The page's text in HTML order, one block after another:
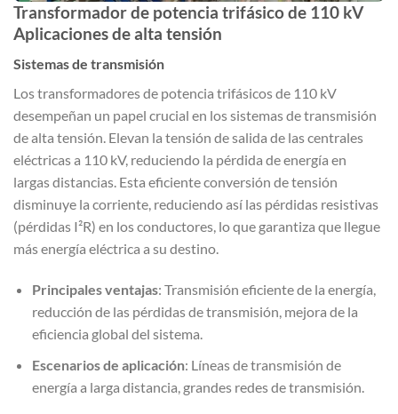
Transformador de potencia trifásico de 110 kV
Aplicaciones de alta tensión
Sistemas de transmisión
Los transformadores de potencia trifásicos de 110 kV
desempeñan un papel crucial en los sistemas de transmisión
de alta tensión. Elevan la tensión de salida de las centrales
eléctricas a 110 kV, reduciendo la pérdida de energía en
largas distancias. Esta eficiente conversión de tensión
disminuye la corriente, reduciendo así las pérdidas resistivas
(pérdidas I²R) en los conductores, lo que garantiza que llegue
más energía eléctrica a su destino.
Principales ventajas: Transmisión eficiente de la energía,
reducción de las pérdidas de transmisión, mejora de la
eficiencia global del sistema.
Escenarios de aplicación: Líneas de transmisión de
energía a larga distancia, grandes redes de transmisión.